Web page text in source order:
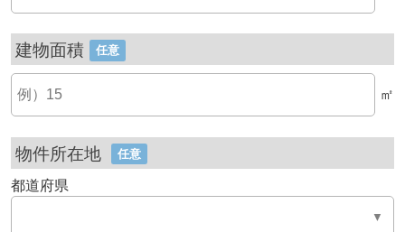
建物面積 任意
㎡
物件所在地 任意
都道府県